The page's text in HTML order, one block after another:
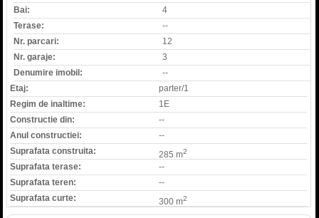
Bai:
4
Terase:
--
Nr. parcari:
12
Nr. garaje:
3
Denumire imobil:
--
Etaj:
parter/1
Regim de inaltime:
1E
Constructie din:
--
Anul constructiei:
--
Suprafata construita:
285 m2
Suprafata terase:
--
Suprafata teren:
--
Suprafata curte:
300 m2